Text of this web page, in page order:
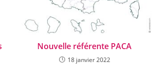
Nouvelle référente PACA
18 janvier 2022